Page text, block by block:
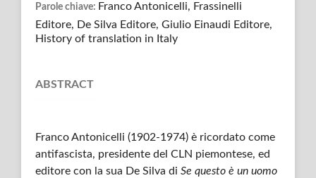
Parole chiave: Franco Antonicelli, Frassinelli
Editore, De Silva Editore, Giulio Einaudi Editore,
History of translation in Italy
ABSTRACT
Franco Antonicelli (1902-1974) è ricordato come
antifascista, presidente del CLN piemontese, ed
editore con la sua De Silva di Se questo è un uomo